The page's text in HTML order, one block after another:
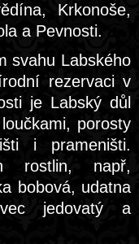
Krkonoše,
a Pevnosti.
svahu Labského
rezervaci v
je Labský důl
porosty
i prameništi.
rostlin, např,
bobová, udatna
jedovatý a